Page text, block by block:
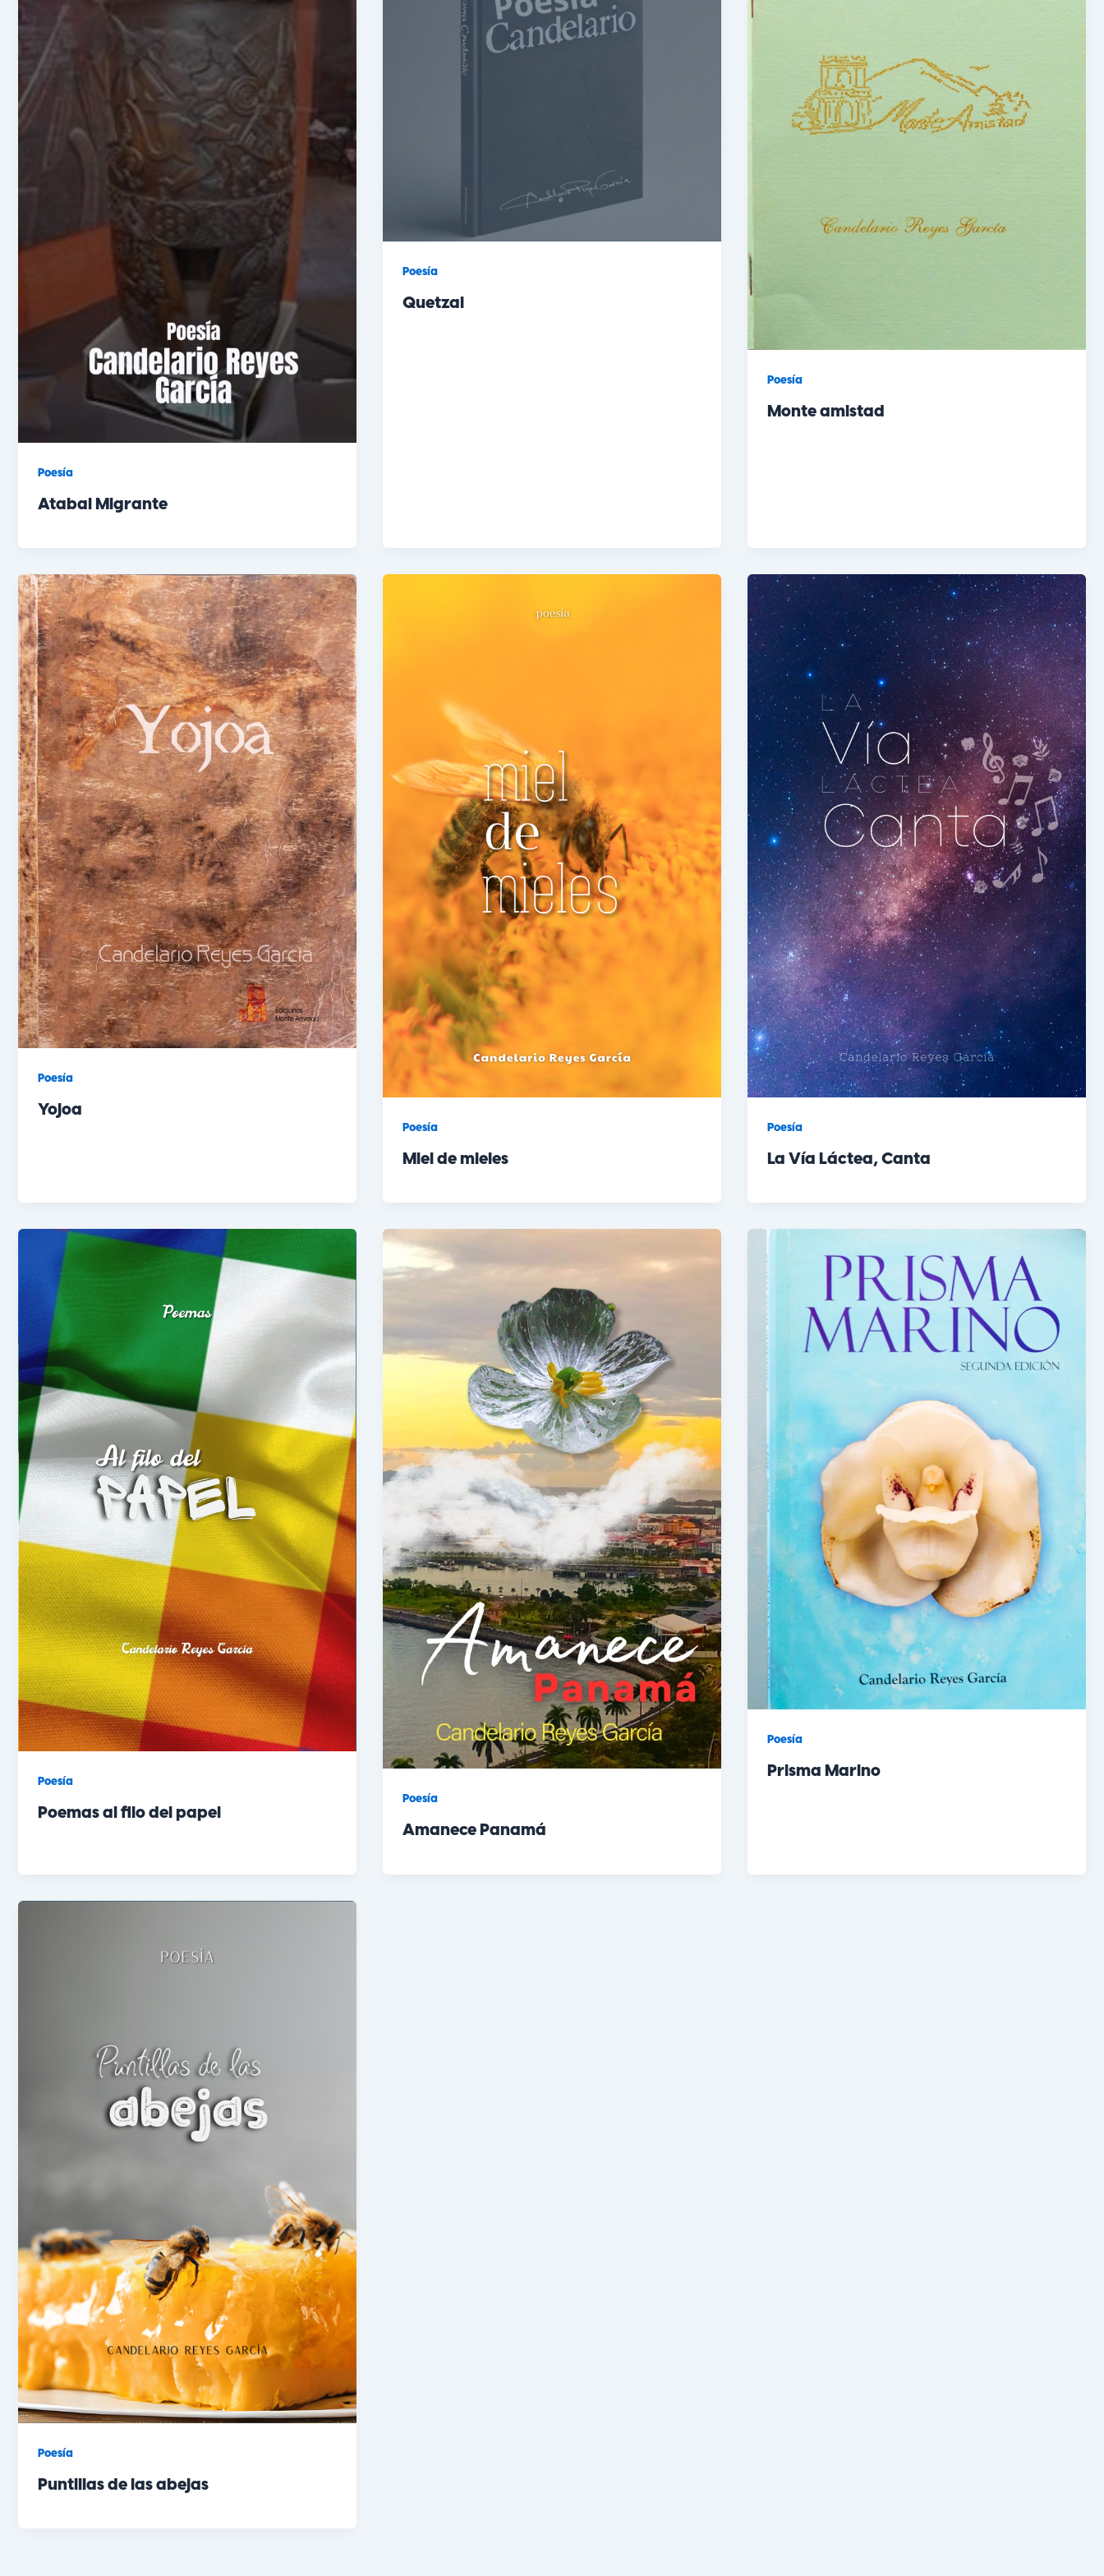
Poesía
Atabal Migrante
Poesía
Quetzal
Poesía
Monte amistad
Poesía
Yojoa
Poesía
Miel de mieles
Poesía
La Vía Láctea, Canta
Poesía
Poemas al filo del papel
Poesía
Amanece Panamá
Poesía
Prisma Marino
Poesía
Puntillas de las abejas